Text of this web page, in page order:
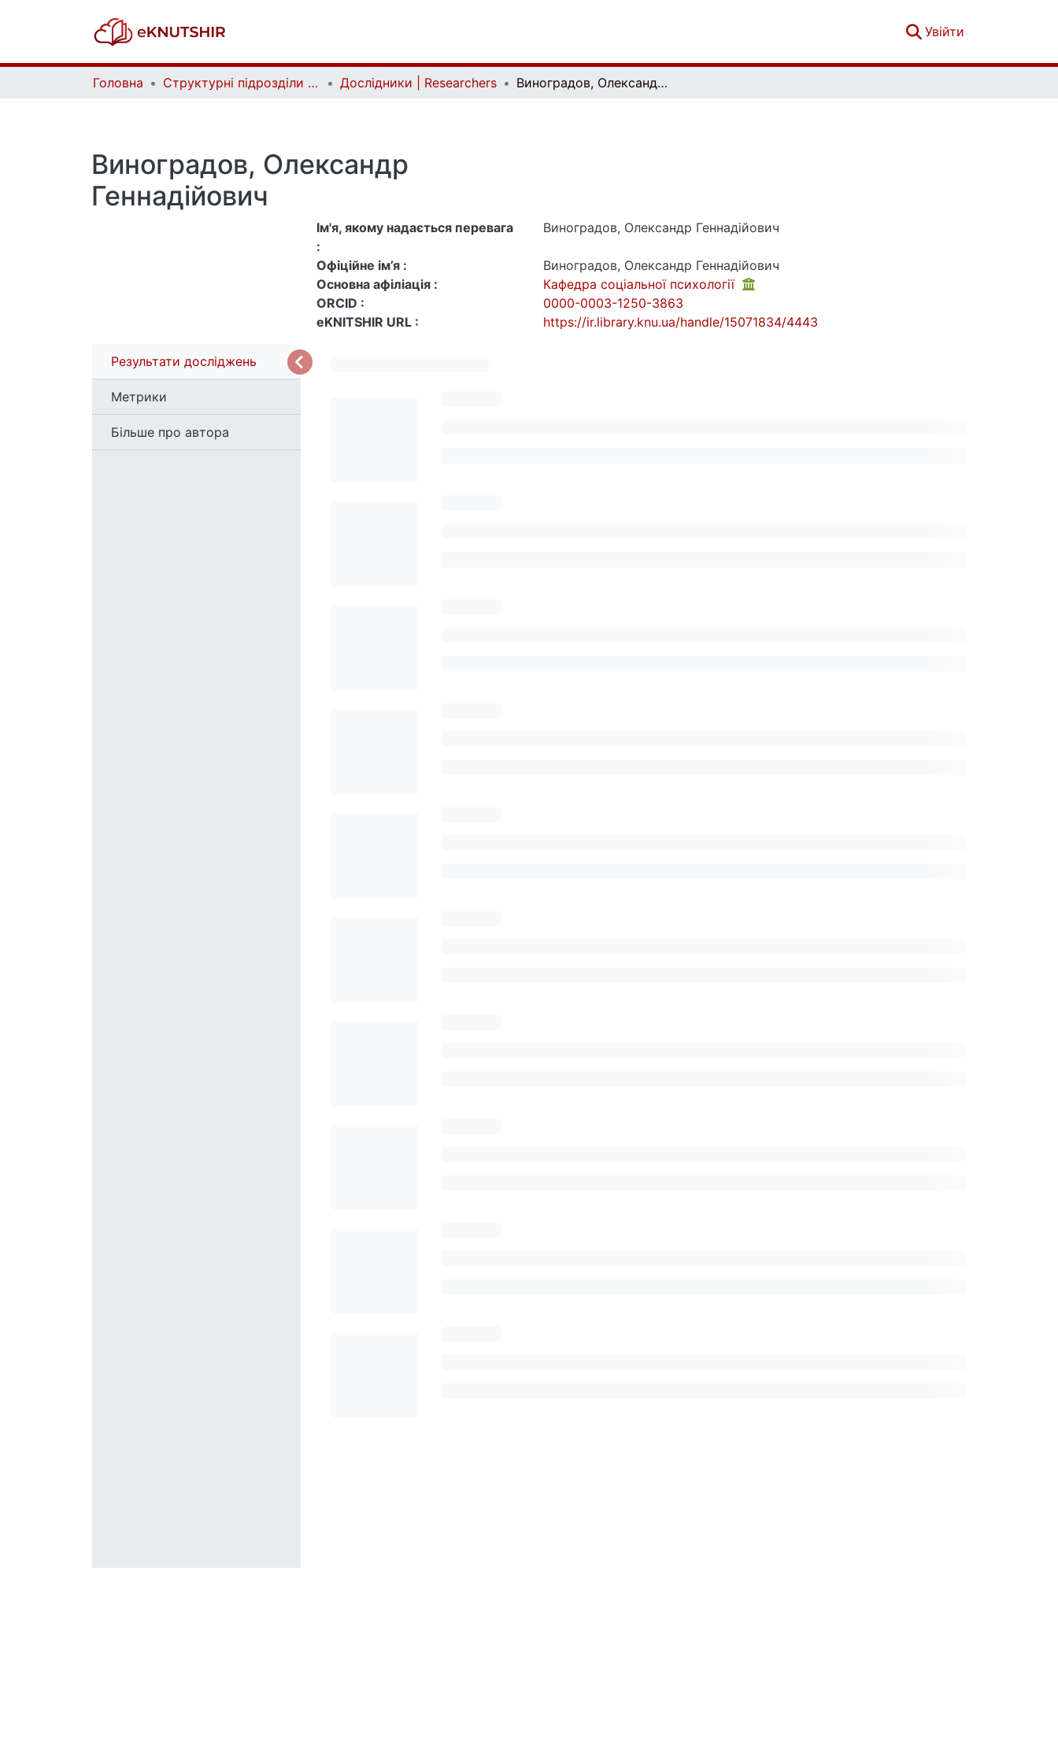
Увійти
Головна Структурні підрозділи Київського національного університету імені Тараса Шевченка та Організації | Faculties, Institutes and Departments of Taras Shevchenko National University of Kyiv and Organizations Дослідники | Researchers Виноградов, Олександр Геннадійович
Виноградов, Олександр
Геннадійович
Ім'я, якому надається перевага
:
Виноградов, Олександр Геннадійович
Офіційне ім’я :
Виноградов, Олександр Геннадійович
Основна афіліація :
Кафедра соціальної психології
ORCID :
0000-0003-1250-3863
eKNITSHIR URL :
https://ir.library.knu.ua/handle/15071834/4443
Результати досліджень
Метрики
Більше про автора